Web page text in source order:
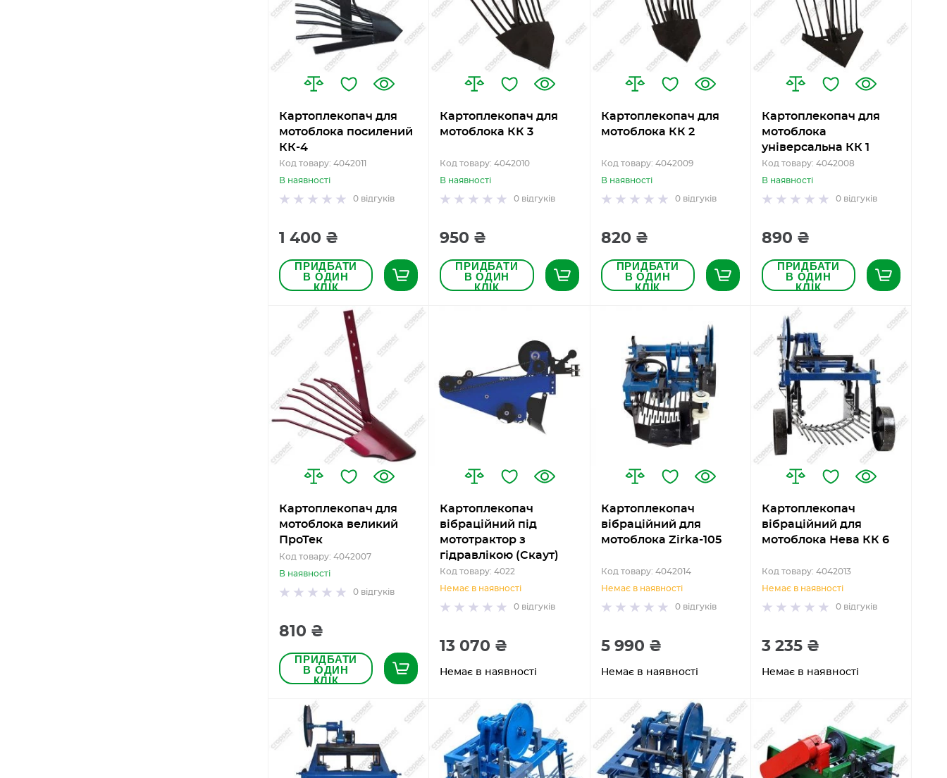
Картоплекопач для
мотоблока посилений
КК-4
Код товару: 4042011
В наявності
0 відгуків
1 400 ₴
ПРИДБАТИ
В ОДИН
КЛІК
Картоплекопач для
мотоблока КК 3
Код товару: 4042010
В наявності
0 відгуків
950 ₴
ПРИДБАТИ
В ОДИН
КЛІК
Картоплекопач для
мотоблока КК 2
Код товару: 4042009
В наявності
0 відгуків
820 ₴
ПРИДБАТИ
В ОДИН
КЛІК
Картоплекопач для
мотоблока
універсальна КК 1
Код товару: 4042008
В наявності
0 відгуків
890 ₴
ПРИДБАТИ
В ОДИН
КЛІК
Картоплекопач для
мотоблока великий
ПроТек
Код товару: 4042007
В наявності
0 відгуків
810 ₴
ПРИДБАТИ
В ОДИН
КЛІК
Картоплекопач
вібраційний під
мототрактор з
гідравлікою (Скаут)
Код товару: 4022
Немає в наявності
0 відгуків
13 070 ₴
Немає в наявності
Картоплекопач
вібраційний для
мотоблока Zirka-105
Код товару: 4042014
Немає в наявності
0 відгуків
5 990 ₴
Немає в наявності
Картоплекопач
вібраційний для
мотоблока Нева КК 6
Код товару: 4042013
Немає в наявності
0 відгуків
3 235 ₴
Немає в наявності